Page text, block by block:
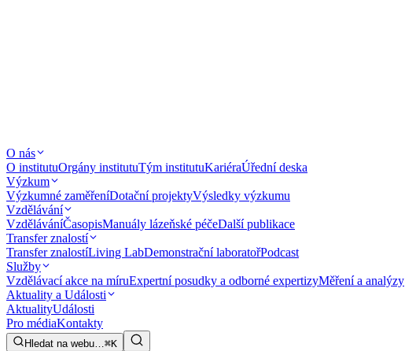
O nás
O institutuOrgány institutuTým institutuKariéraÚřední deska
Výzkum
Výzkumné zaměřeníDotační projektyVýsledky výzkumu
Vzdělávání
VzděláváníČasopisManuály lázeňské péčeDalší publikace
Transfer znalostí
Transfer znalostíLiving LabDemonstrační laboratořPodcast
Služby
Vzdělávací akce na míruExpertní posudky a odborné expertizyMěření a analýzy
Aktuality a Události
AktualityUdálosti
Pro médiaKontakty
Hledat na webu…⌘K